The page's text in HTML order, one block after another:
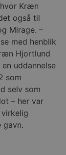
Kræn
også til
Mirage. –
med henblik
Hjortlund
uddannelse
som
selv som
– her var
virkelig
gavn.